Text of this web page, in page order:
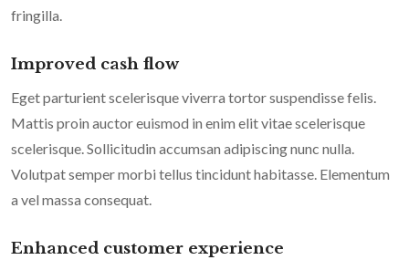
fringilla.
Improved cash flow
Eget parturient scelerisque viverra tortor suspendisse felis.
Mattis proin auctor euismod in enim elit vitae scelerisque
scelerisque. Sollicitudin accumsan adipiscing nunc nulla.
Volutpat semper morbi tellus tincidunt habitasse. Elementum
a vel massa consequat.
Enhanced customer experience